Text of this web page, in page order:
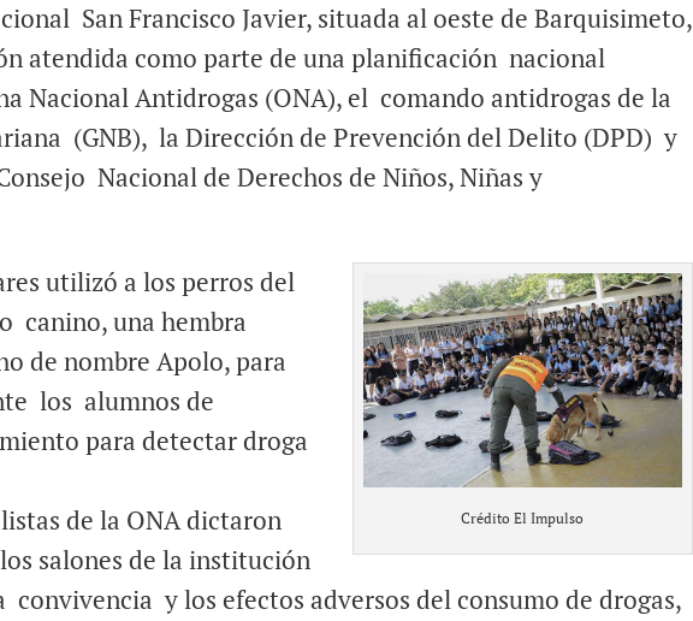
San Francisco Javier, situada al oeste de Barquisimeto,
atendida como parte de una planificación nacional
Nacional Antidrogas (ONA), el comando antidrogas de la
(GNB), la Dirección de Prevención del Delito (DPD) y
Nacional de Derechos de Niños, Niñas y
Crédito El Impulso
utilizó a los perros del
canino, una hembra
de nombre Apolo, para
los alumnos de
para detectar droga
de la ONA dictaron
salones de la institución
convivencia y los efectos adversos del consumo de drogas,